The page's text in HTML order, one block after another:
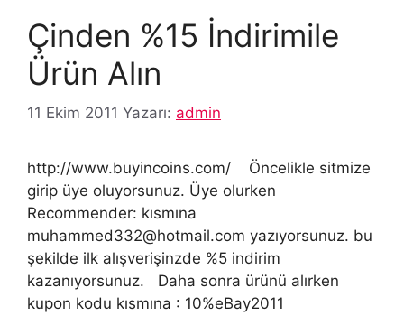
Çinden %15 İndirimile
Ürün Alın
11 Ekim 2011 Yazarı: admin
http://www.buyincoins.com/ Öncelikle sitmize
girip üye oluyorsunuz. Üye olurken
Recommender: kısmına
muhammed332@hotmail.com yazıyorsunuz. bu
şekilde ilk alışverişinzde %5 indirim
kazanıyorsunuz. Daha sonra ürünü alırken
kupon kodu kısmına : 10%eBay2011